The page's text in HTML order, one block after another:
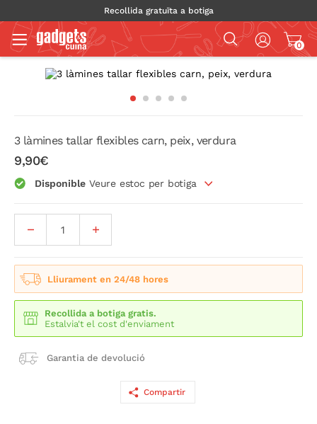
Recollida gratuïta a botiga
0
3 làmines tallar flexibles carn, peix, verdura
9,90€
Disponible Veure estoc per botiga
Lliurament en 24/48 hores
Recollida a botiga gratis.
Estalvia't el cost d'enviament
Garantia de devolució
Compartir